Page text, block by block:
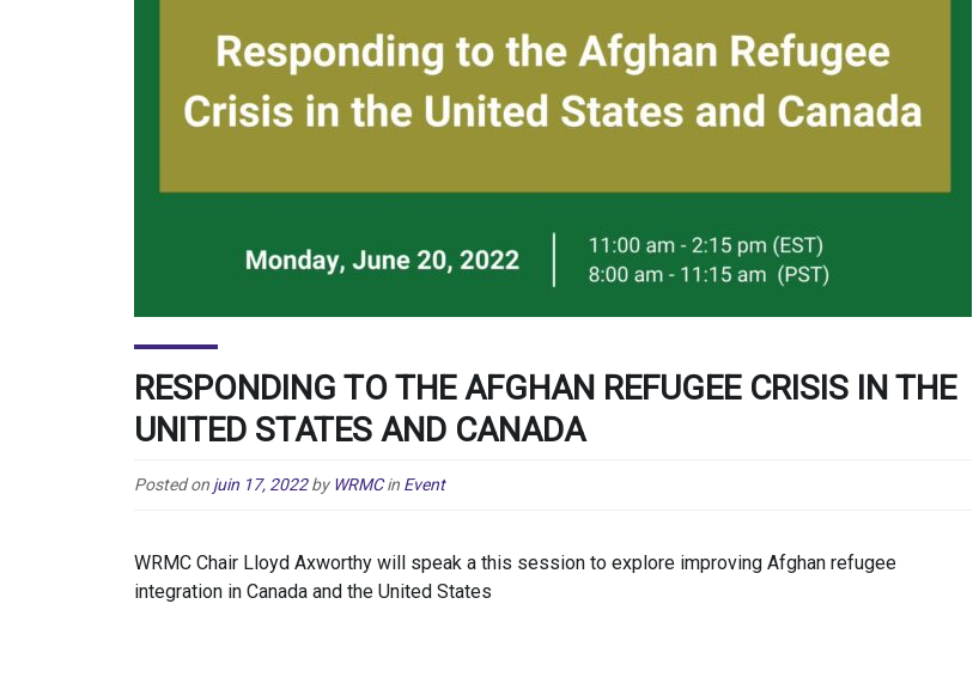
RESPONDING TO THE AFGHAN REFUGEE CRISIS IN THE
UNITED STATES AND CANADA
Posted on juin 17, 2022 by WRMC in Event
WRMC Chair Lloyd Axworthy will speak a this session to explore improving Afghan refugee
integration in Canada and the United States